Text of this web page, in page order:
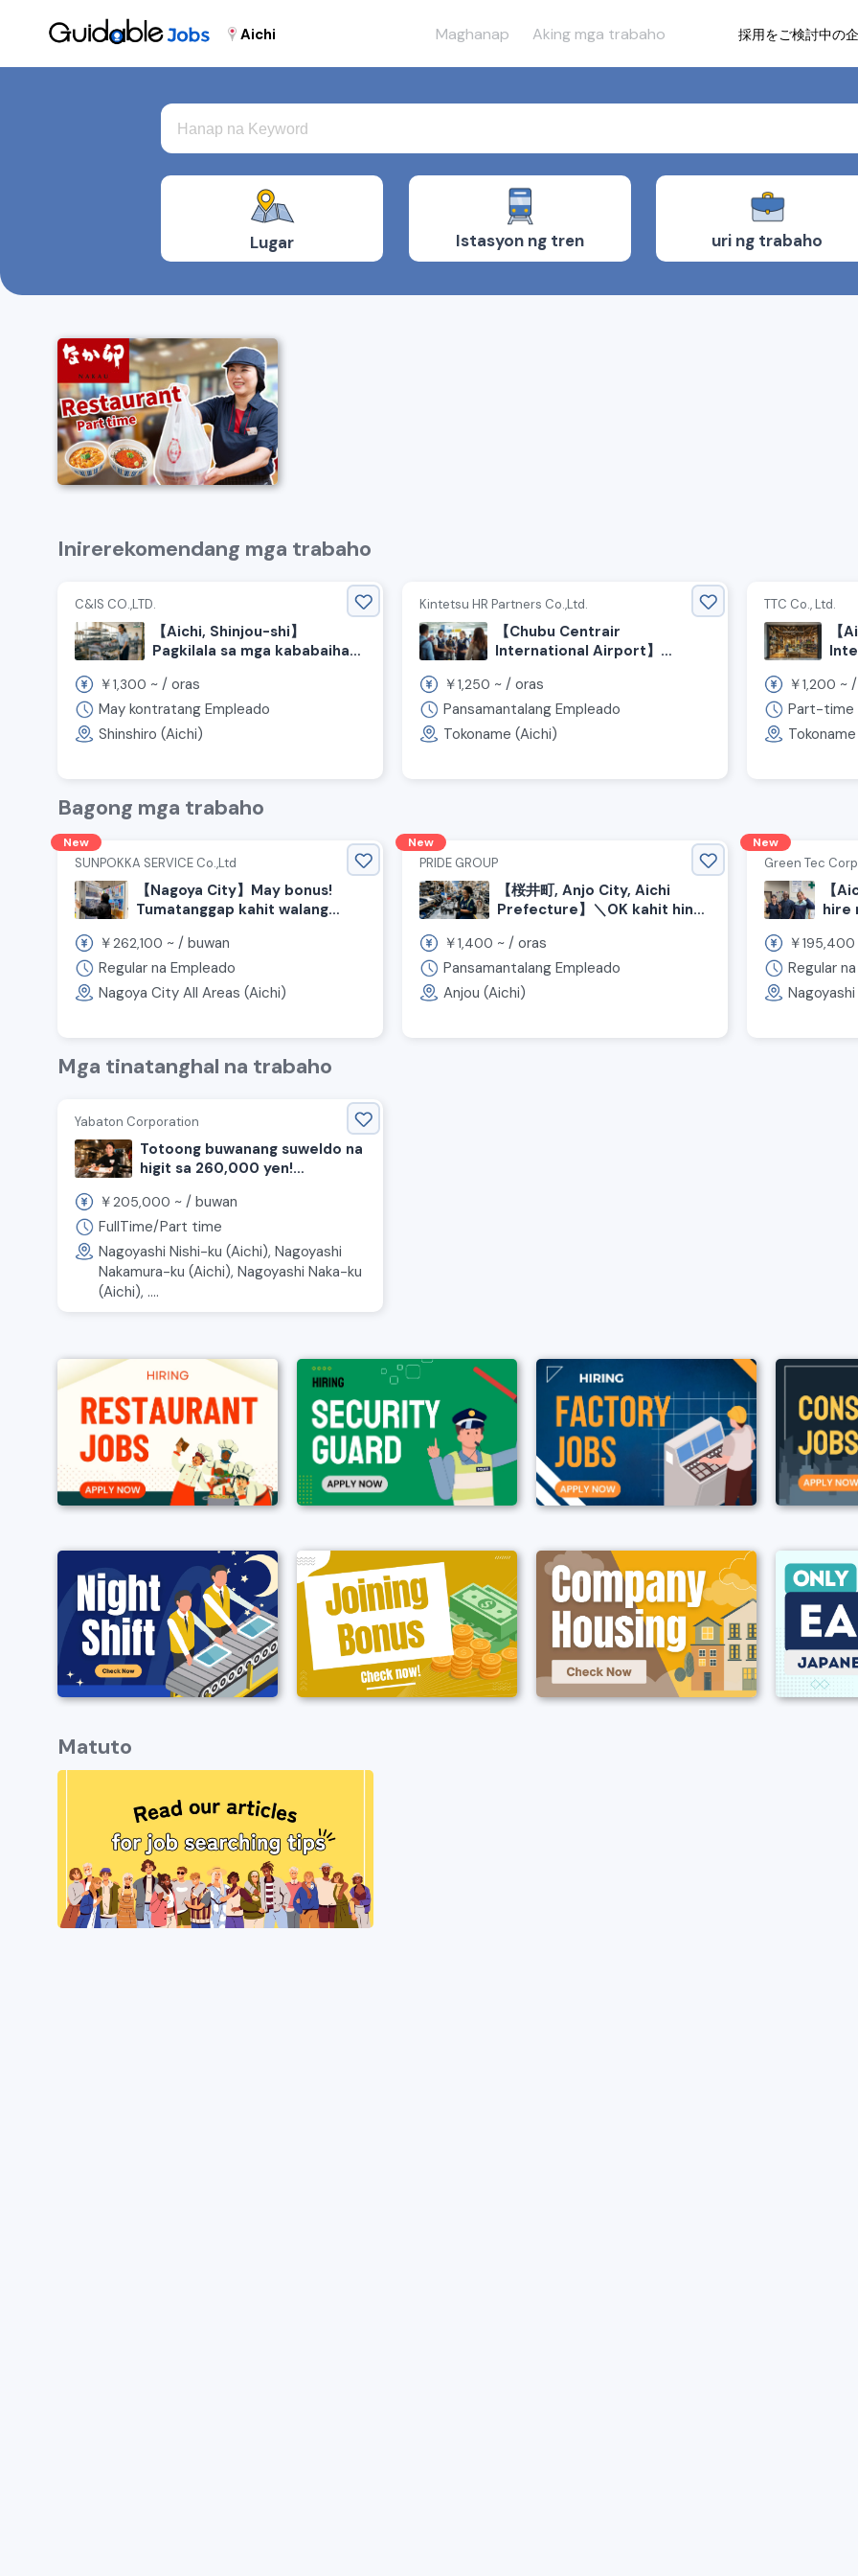
Aichi Maghanap Aking mga trabaho 採用をご検討中の
Lugar Istasyon ng tren uri ng trabaho
Inirerekomendang mga trabaho
C&IS CO.,LTD.
【Aichi, Shinjou-shi】
Pagkilala sa mga kababaihan!
Kailangan ng staff para sa
magaan na gawain
￥1,300 ~ / oras
May kontratang Empleado
Shinshiro (Aichi)
Kintetsu HR Partners Co.,Ltd.
【Chubu Centrair
International Airport】
Malugod na tinatanggap ang
mga estudyante at mga
maybahay! Naghahanap ng
Customs Inspection
￥1,250 ~ / oras
Pansamantalang Empleado
Tokoname (Aichi)
TTC Co., Ltd.
【
￥1,200 ~ /
Part-time
Bagong mga trabaho
New
SUNPOKKA SERVICE Co.,Ltd
【Nagoya City】May bonus!
Tumatanggap kahit walang
staff para sa pag-deliver ng
ruta ng vending machine
￥ 262,100 ~ / buwan
Regular na Empleado
Nagoya City All Areas (Aichi)
New
PRIDE GROUP
【桜井町, Anjo City, Aichi
Prefecture】＼OK kahit hindi
Gawain sa pag-assemble ng
mga piyesa ng aircon ng
sasakyan
￥1,400 ~ / oras
Pansamantalang Empleado
Anjou (Aichi)
New
Green Tec
【
hire
￥195,400
Regular
Mga tinatanghal na trabaho
Yabaton Corporation
Totoong buwanang suweldo na
higit sa 260,000 yen!
pagluluto at pagtanggap ng
mga customer sa tindahan ng
miso katsu.
￥ 205,000 ~ / buwan
FullTime/Part time
Nagoyashi Nishi-ku (Aichi), Nagoyashi
Nakamura-ku (Aichi), Nagoyashi Naka-ku
(Aichi), ....
Matuto